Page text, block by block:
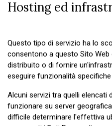
Hosting ed
Questo tipo di servizio ha lo
consentono a questo Sito
distribuito o di fornire
eseguire funzionalità
Alcuni servizi tra quelli elencati
funzionare su server
difficile determinare l'effettiva